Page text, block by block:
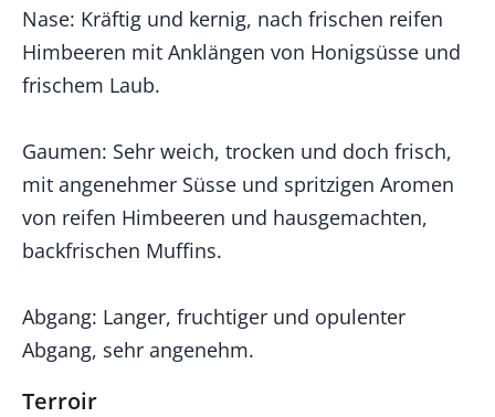
Nase: Kräftig und kernig, nach frischen reifen
Himbeeren mit Anklängen von Honigsüsse und
frischem Laub.
Gaumen: Sehr weich, trocken und doch frisch,
mit angenehmer Süsse und spritzigen Aromen
von reifen Himbeeren und hausgemachten,
backfrischen Muffins.
Abgang: Langer, fruchtiger und opulenter
Abgang, sehr angenehm.
Terroir